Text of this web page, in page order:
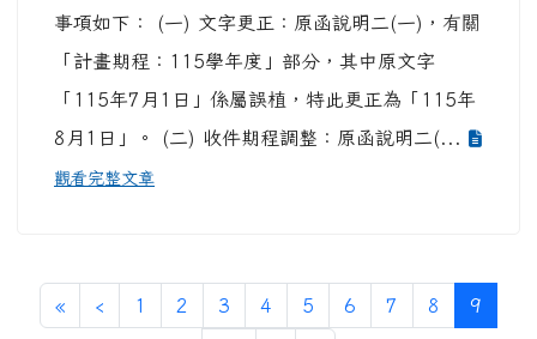
事項如下： (一) 文字更正：原函說明二(一)，有關
「計畫期程：115學年度」部分，其中原文字
「115年7月1日」係屬誤植，特此更正為「115年
8月1日」。 (二) 收件期程調整：原函說明二(...
觀看完整文章
«第一頁
‹ 上一頁
1 2 3 4 5 6 7 8 9